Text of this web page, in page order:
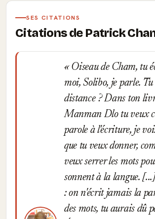
SES CITATIONS
Citations de Patrick
Oiseau de Cham, tu
moi, Solibo, je parle.
distance ? Dans ton
Manman Dlo tu veux
parole à l'écriture, je
que tu veux donner,
veux serrer les mots
sonnent à la langue.
: on n'écrit jamais la
des mots, tu aurais dû